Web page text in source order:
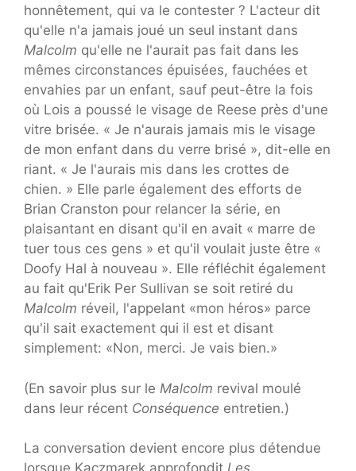
honnêtement, qui va le contester ? L'acteur dit
qu'elle n'a jamais joué un seul instant dans
Malcolm qu'elle ne l'aurait pas fait dans les
mêmes circonstances épuisées, fauchées et
envahies par un enfant, sauf peut-être la fois
où Lois a poussé le visage de Reese près d'une
vitre brisée. « Je n'aurais jamais mis le visage
de mon enfant dans du verre brisé », dit-elle en
riant. « Je l'aurais mis dans les crottes de
chien. » Elle parle également des efforts de
Brian Cranston pour relancer la série, en
plaisantant en disant qu'il en avait « marre de
tuer tous ces gens » et qu'il voulait juste être «
Doofy Hal à nouveau ». Elle réfléchit également
au fait qu'Erik Per Sullivan se soit retiré du
Malcolm réveil, l'appelant «mon héros» parce
qu'il sait exactement qui il est et disant
simplement: «Non, merci. Je vais bien.»
(En savoir plus sur le Malcolm revival moulé
dans leur récent Conséquence entretien.)
La conversation devient encore plus détendue